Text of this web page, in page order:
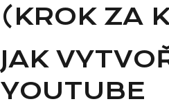
(KROK ZA
JAK
YOUTUBE